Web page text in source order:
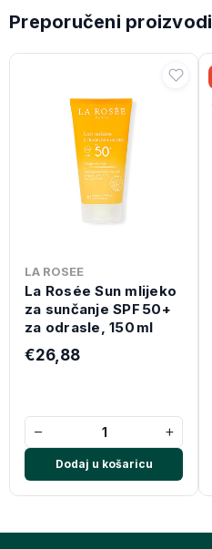
Preporučeni proizvodi
LA ROSEE
La Rosée Sun mlijeko
za sunčanje SPF 50+
za odrasle, 150 ml
€26,88
− +
Dodaj u košaricu